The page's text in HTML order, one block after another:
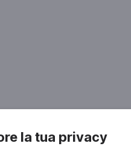
la tua privacy